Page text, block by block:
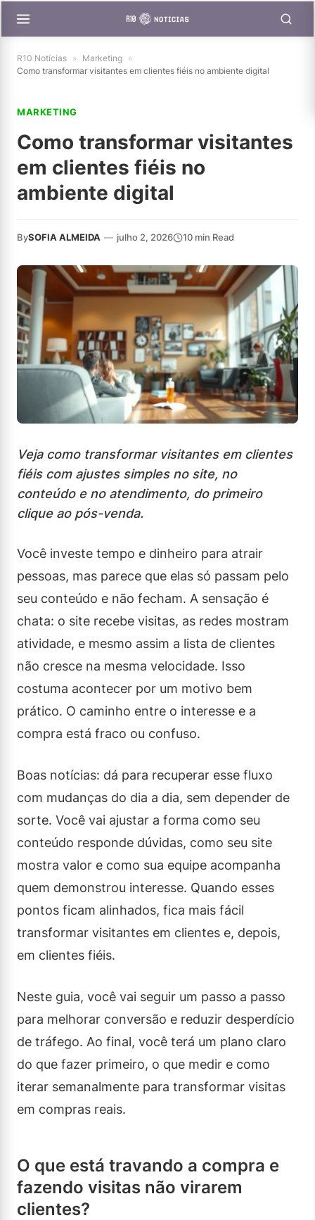
R10 Notícias » Marketing »
Como transformar visitantes em clientes fiéis no ambiente digital
MARKETING
Como transformar visitantes
em clientes fiéis no
ambiente digital
BySOFIA ALMEIDA — julho 2, 2026 10 min Read
Veja como transformar visitantes em clientes
fiéis com ajustes simples no site, no
conteúdo e no atendimento, do primeiro
clique ao pós-venda.
Você investe tempo e dinheiro para atrair
pessoas, mas parece que elas só passam pelo
seu conteúdo e não fecham. A sensação é
chata: o site recebe visitas, as redes mostram
atividade, e mesmo assim a lista de clientes
não cresce na mesma velocidade. Isso
costuma acontecer por um motivo bem
prático. O caminho entre o interesse e a
compra está fraco ou confuso.
Boas notícias: dá para recuperar esse fluxo
com mudanças do dia a dia, sem depender de
sorte. Você vai ajustar a forma como seu
conteúdo responde dúvidas, como seu site
mostra valor e como sua equipe acompanha
quem demonstrou interesse. Quando esses
pontos ficam alinhados, fica mais fácil
transformar visitantes em clientes e, depois,
em clientes fiéis.
Neste guia, você vai seguir um passo a passo
para melhorar conversão e reduzir desperdício
de tráfego. Ao final, você terá um plano claro
do que fazer primeiro, o que medir e como
iterar semanalmente para transformar visitas
em compras reais.
O que está travando a compra e
fazendo visitas não virarem
clientes?